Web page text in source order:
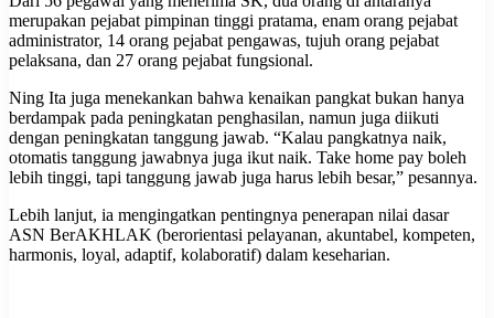
merupakan pejabat pimpinan tinggi pratama, enam orang pejabat
administrator, 14 orang pejabat pengawas, tujuh orang pejabat
pelaksana, dan 27 orang pejabat fungsional.
Ning Ita juga menekankan bahwa kenaikan pangkat bukan hanya
berdampak pada peningkatan penghasilan, namun juga diikuti
dengan peningkatan tanggung jawab. “Kalau pangkatnya naik,
otomatis tanggung jawabnya juga ikut naik. Take home pay boleh
lebih tinggi, tapi tanggung jawab juga harus lebih besar,” pesannya.
Lebih lanjut, ia mengingatkan pentingnya penerapan nilai dasar
ASN BerAKHLAK (berorientasi pelayanan, akuntabel, kompeten,
harmonis, loyal, adaptif, kolaboratif) dalam keseharian.